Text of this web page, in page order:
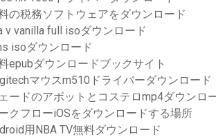
の税務ソフトウェアをダウンロード
v vanilla full isoダウンロード
isoダウンロード
epubダウンロードブックサイト
マウスm510ドライバーダウンロード
ードのアボットとコステロmp4ダウンロ
クフローiOSをダウンロードする場所
用NBA TV無料ダウンロード